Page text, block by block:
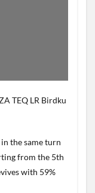
TEQ LR Birdku
the same turn
from the 5th
with 59%